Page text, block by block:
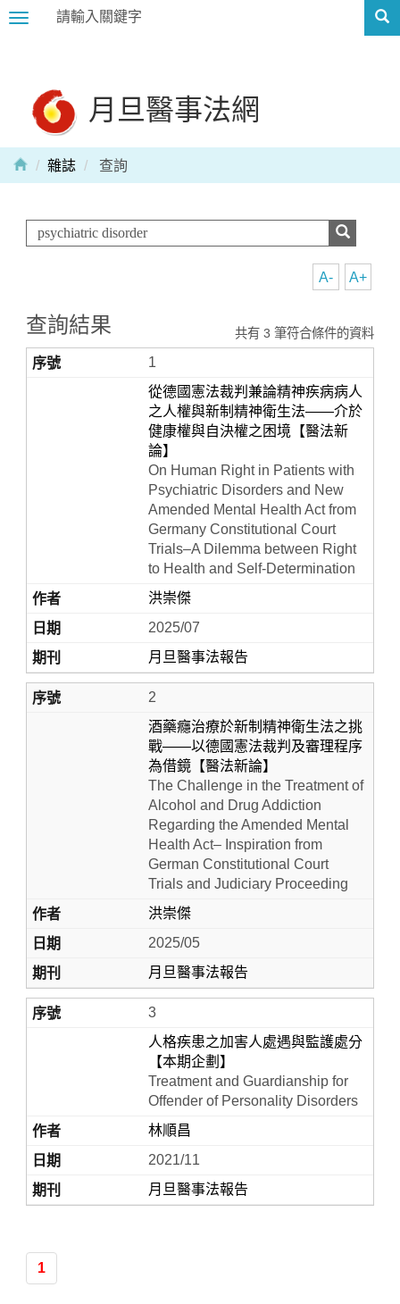
Toggle
月旦醫事法網
Home
雜誌 查詢
A+
A-
查詢結果 共有 3 筆符合條件的資料
1
從德國憲法裁判兼論精神疾病病人
之人權與新制精神衛生法——介於
健康權與自決權之困境【醫法新
論】
On Human Right in Patients with
Psychiatric Disorders and New
Amended Mental Health Act from
Germany Constitutional Court
Trials–A Dilemma between Right
to Health and Self-Determination
洪崇傑
2025/07
月旦醫事法報告
2
酒藥癮治療於新制精神衛生法之挑
戰——以德國憲法裁判及審理程序
為借鏡【醫法新論】
The Challenge in the Treatment of
Alcohol and Drug Addiction
Regarding the Amended Mental
Health Act– Inspiration from
German Constitutional Court
Trials and Judiciary Proceeding
洪崇傑
2025/05
月旦醫事法報告
3
人格疾患之加害人處遇與監護處分
【本期企劃】
Treatment and Guardianship for
Offender of Personality Disorders
林順昌
2021/11
月旦醫事法報告
1